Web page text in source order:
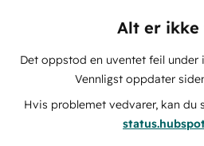
Alt er ikke
Det oppstod en uventet feil under
Vennligst oppdater
Hvis problemet vedvarer, kan du